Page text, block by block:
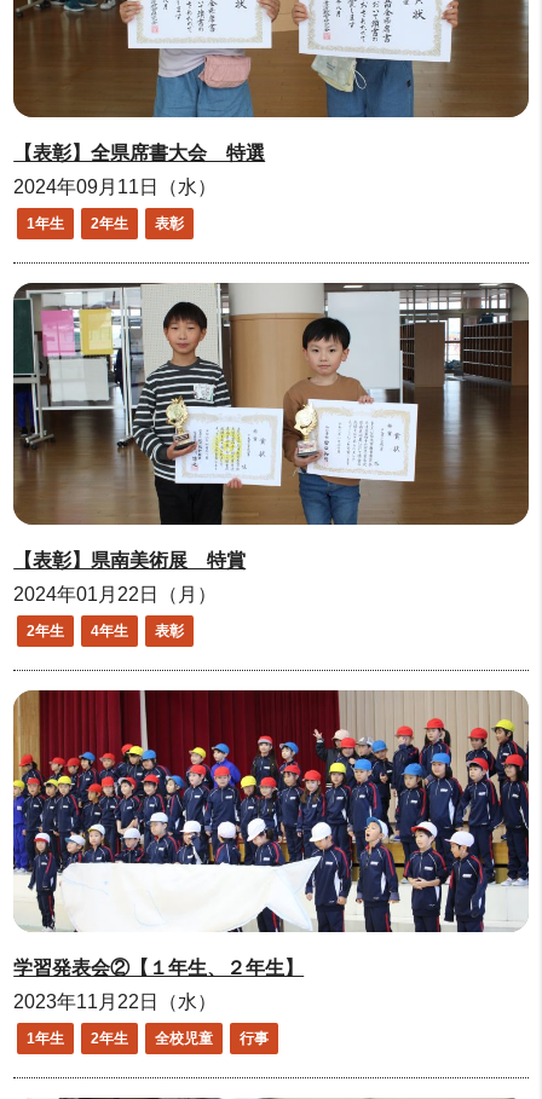
【表彰】全県席書大会 特選
2024年09月11日（水）
1年生 2年生 表彰
【表彰】県南美術展 特賞
2024年01月22日（月）
2年生 4年生 表彰
学習発表会②【１年生、２年生】
2023年11月22日（水）
1年生 2年生 全校児童 行事